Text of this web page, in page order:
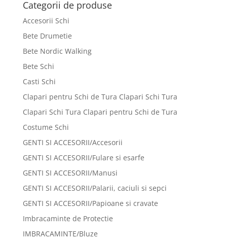
Categorii de produse
Accesorii Schi
Bete Drumetie
Bete Nordic Walking
Bete Schi
Casti Schi
Clapari pentru Schi de Tura Clapari Schi Tura
Clapari Schi Tura Clapari pentru Schi de Tura
Costume Schi
GENTI SI ACCESORII/Accesorii
GENTI SI ACCESORII/Fulare si esarfe
GENTI SI ACCESORII/Manusi
GENTI SI ACCESORII/Palarii, caciuli si sepci
GENTI SI ACCESORII/Papioane si cravate
Imbracaminte de Protectie
IMBRACAMINTE/Bluze